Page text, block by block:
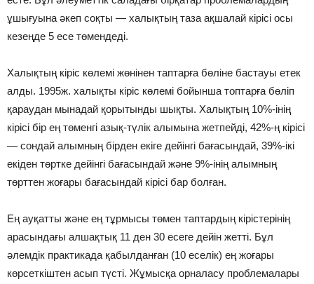
ұшығуына әкеп соқты — халықтың таза ақшалай кірісі осы
кезеңде 5 есе төмендеді.
Халықтың кіріс көлемі жөнінен таптарға бөліне бастауы етек
алды. 1995ж. халықты кіріс көлемі бойынша топтарға бөліп
қараудан мынадай қорытынды шықты. Халықтың 10%-інің
кірісі бір ең төменгі азық-түлік алымына жетпейді, 42%-ң кірісі
— сондай алымның бірден екіге дейінгі бағасындай, 39%-ікі
екіден төртке дейінгі бағасындай және 9%-інің алымның
төрттен жоғары бағасындай кірісі бар болған.
Ең ауқатты және ең тұрмысы төмен таптардың кірістерінің
арасындағы алшақтық 11 ден 30 есеге дейін жетті. Бұл
әлемдік практикада қабылданған (10 еселік) ең жоғары
көрсеткіштен асып түсті. Жұмысқа орналасу проблемалары